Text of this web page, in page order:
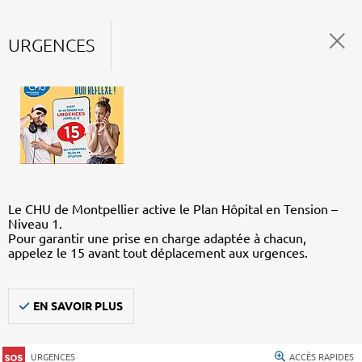
URGENCES
Le CHU de Montpellier active le Plan Hôpital en Tension –
Niveau 1.
Pour garantir une prise en charge adaptée à chacun,
appelez le 15 avant tout déplacement aux urgences.
EN SAVOIR PLUS
URGENCES ACCÈS RAPIDES